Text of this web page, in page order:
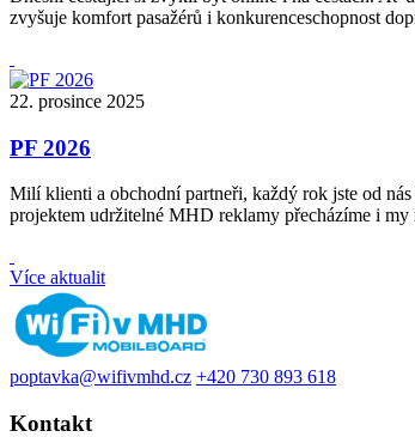
zvyšuje komfort pasažérů i konkurenceschopnost
22. prosince 2025
PF 2026
Milí klienti a obchodní partneři, každý rok jste od
projektem udržitelné MHD reklamy přecházíme i
Více aktualit
poptavka@wifivmhd.cz +420 730 893 618
Kontakt